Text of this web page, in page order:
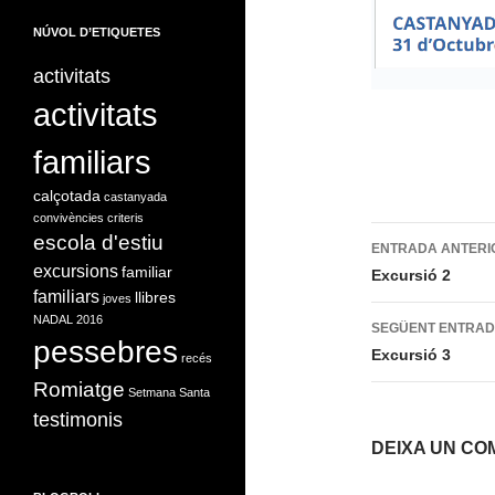
per
les
entrades
ENTRADA
Excursió 2
SEGÜENT
Excursió 3
DEIXA UN
NÚVOL D’ETIQUETES
activitats
activitats
familiars
calçotada castanyada
convivències criteris
escola d'estiu
excursions familiar
familiars joves llibres
NADAL 2016
pessebres recés
Romiatge Setmana Santa
testimonis